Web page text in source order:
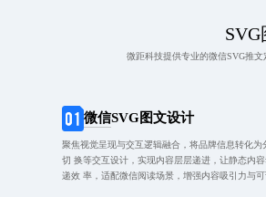
聚焦视觉呈现与交互逻辑融合，将品牌信息转化
切 换等交互设计，实现内容层层递进，让静态内
递效 率，适配微信阅读场景，增强内容吸引力与
微信SVG图文设计
微距科技提供专业的微信SVG推